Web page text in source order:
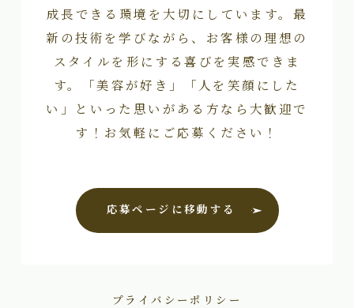
成長できる環境を大切にしています。最
新の技術を学びながら、お客様の理想の
スタイルを形にする喜びを実感できま
す。「美容が好き」「人を笑顔にした
い」といった思いがある方なら大歓迎で
す！お気軽にご応募ください！
応募ページに移動する
プライバシーポリシー